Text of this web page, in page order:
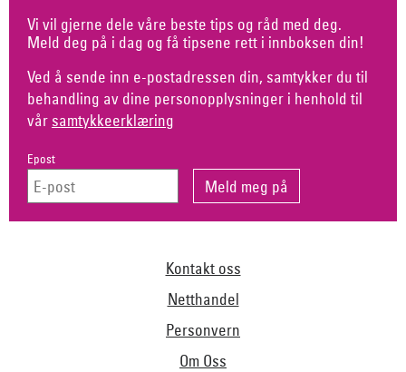
Vi vil gjerne dele våre beste tips og råd med deg.
Meld deg på i dag og få tipsene rett i innboksen din!
Ved å sende inn e-postadressen din, samtykker du til
behandling av dine personopplysninger i henhold til
vår samtykkeerklæring
Epost
Kontakt oss
Netthandel
Personvern
Om Oss